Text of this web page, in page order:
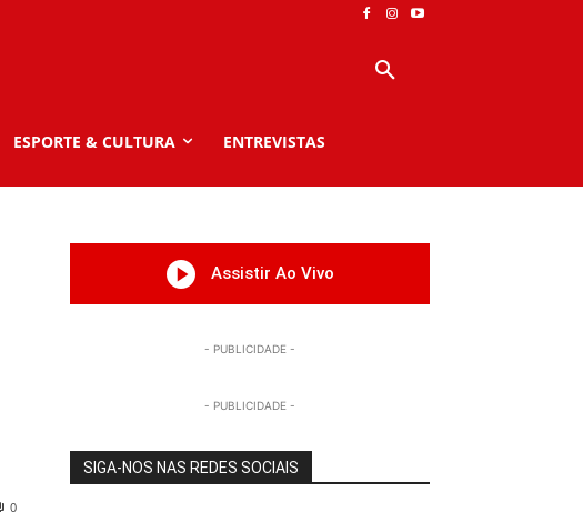
ESPORTE & CULTURA ENTREVISTAS
0
Assistir Ao Vivo
- PUBLICIDADE -
- PUBLICIDADE -
SIGA-NOS NAS REDES SOCIAIS